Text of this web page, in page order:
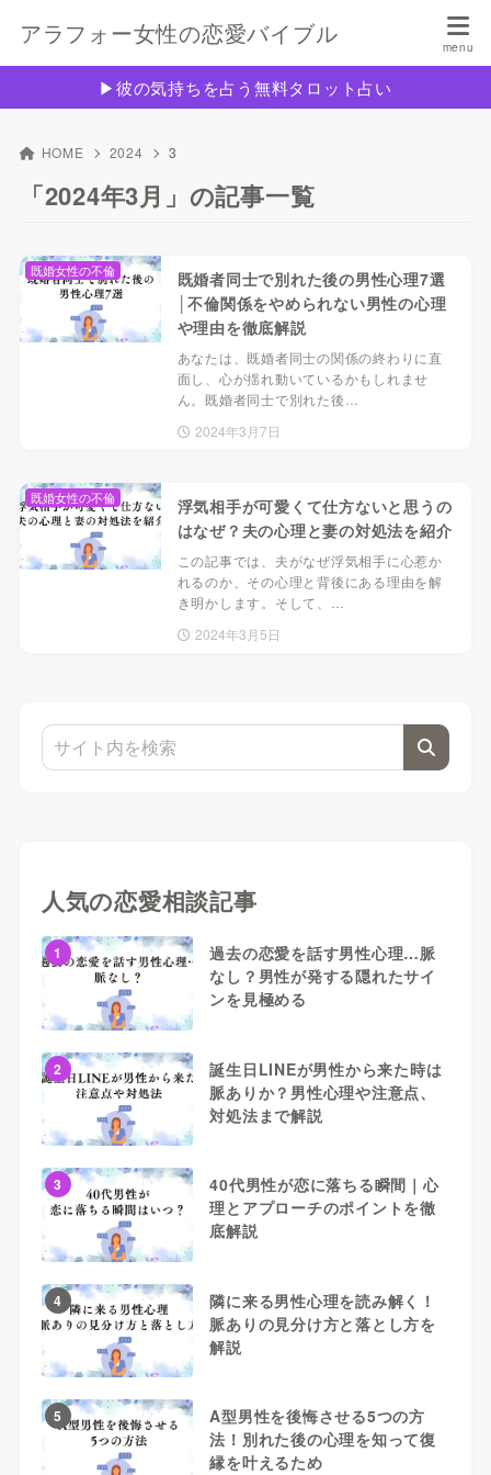
アラフォー女性の恋愛バイブル
▶︎彼の気持ちを占う無料タロット占い
HOME 2024 3
「2024年3月」の記事一覧
既婚者同士で別れた後の男性心理7選
│不倫関係をやめられない男性の心理
や理由を徹底解説
あなたは、既婚者同士の関係の終わりに直
面し、心が揺れ動いているかもしれませ
ん。既婚者同士で別れた後…
2024年3月7日
既婚女性の不倫
浮気相手が可愛くて仕方ないと思うの
はなぜ？夫の心理と妻の対処法を紹介
この記事では、夫がなぜ浮気相手に心惹か
れるのか、その心理と背後にある理由を解
き明かします。そして、…
2024年3月5日
既婚女性の不倫
人気の恋愛相談記事
1
過去の恋愛を話す男性心理…脈
なし？男性が発する隠れたサイ
ンを見極める
2
誕生日LINEが男性から来た時は
脈ありか？男性心理や注意点、
対処法まで解説
3
40代男性が恋に落ちる瞬間｜心
理とアプローチのポイントを徹
底解説
4
隣に来る男性心理を読み解く！
脈ありの見分け方と落とし方を
解説
5
A型男性を後悔させる5つの方
法！別れた後の心理を知って復
縁を叶えるため